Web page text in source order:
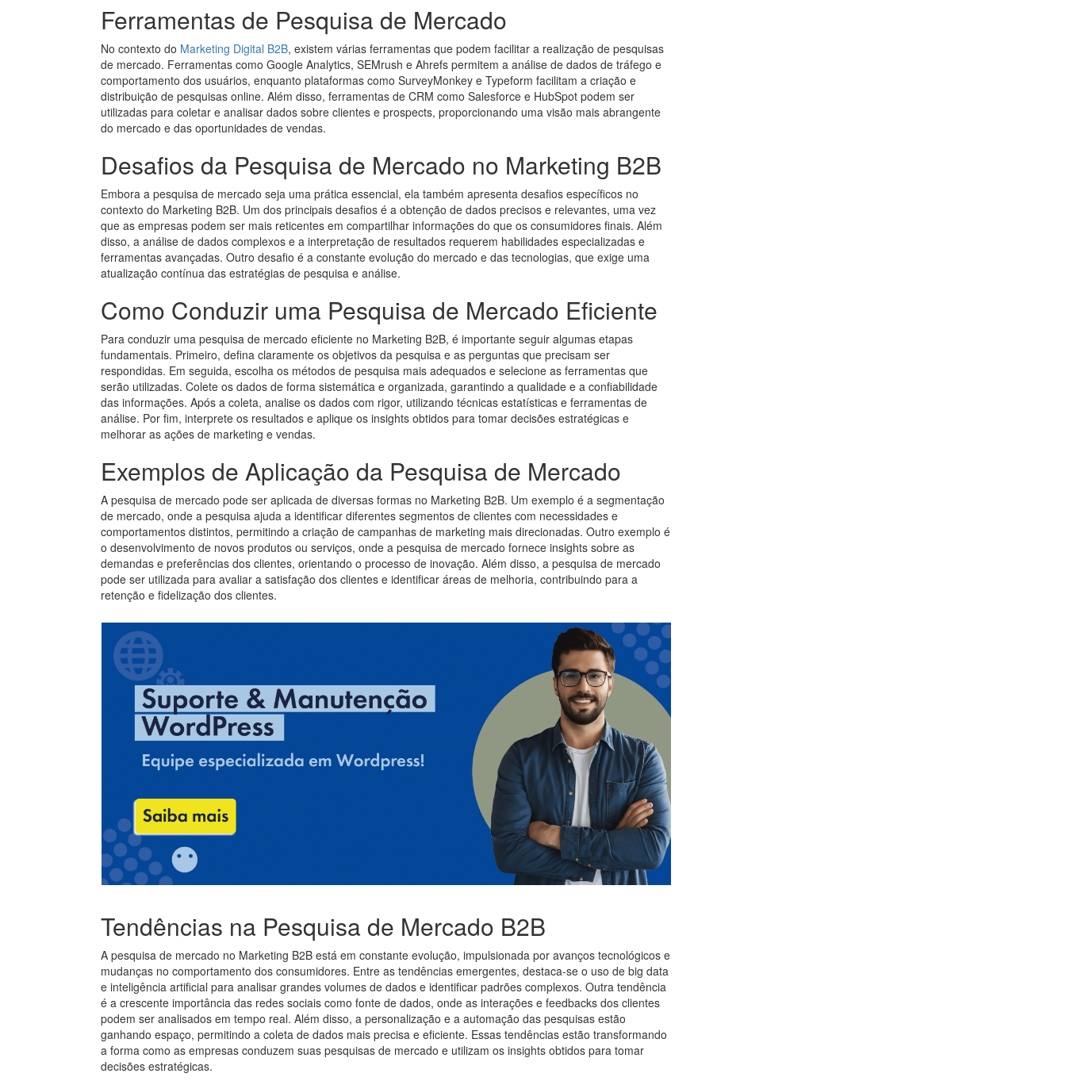
Ferramentas de Pesquisa de Mercado
No contexto do Marketing Digital B2B, existem várias ferramentas que podem facilitar a realização de pesquisas
de mercado. Ferramentas como Google Analytics, SEMrush e Ahrefs permitem a análise de dados de tráfego e
comportamento dos usuários, enquanto plataformas como SurveyMonkey e Typeform facilitam a criação e
distribuição de pesquisas online. Além disso, ferramentas de CRM como Salesforce e HubSpot podem ser
utilizadas para coletar e analisar dados sobre clientes e prospects, proporcionando uma visão mais abrangente
do mercado e das oportunidades de vendas.
Desafios da Pesquisa de Mercado no Marketing B2B
Embora a pesquisa de mercado seja uma prática essencial, ela também apresenta desafios específicos no
contexto do Marketing B2B. Um dos principais desafios é a obtenção de dados precisos e relevantes, uma vez
que as empresas podem ser mais reticentes em compartilhar informações do que os consumidores finais. Além
disso, a análise de dados complexos e a interpretação de resultados requerem habilidades especializadas e
ferramentas avançadas. Outro desafio é a constante evolução do mercado e das tecnologias, que exige uma
atualização contínua das estratégias de pesquisa e análise.
Como Conduzir uma Pesquisa de Mercado Eficiente
Para conduzir uma pesquisa de mercado eficiente no Marketing B2B, é importante seguir algumas etapas
fundamentais. Primeiro, defina claramente os objetivos da pesquisa e as perguntas que precisam ser
respondidas. Em seguida, escolha os métodos de pesquisa mais adequados e selecione as ferramentas que
serão utilizadas. Colete os dados de forma sistemática e organizada, garantindo a qualidade e a confiabilidade
das informações. Após a coleta, analise os dados com rigor, utilizando técnicas estatísticas e ferramentas de
análise. Por fim, interprete os resultados e aplique os insights obtidos para tomar decisões estratégicas e
melhorar as ações de marketing e vendas.
Exemplos de Aplicação da Pesquisa de Mercado
A pesquisa de mercado pode ser aplicada de diversas formas no Marketing B2B. Um exemplo é a segmentação
de mercado, onde a pesquisa ajuda a identificar diferentes segmentos de clientes com necessidades e
comportamentos distintos, permitindo a criação de campanhas de marketing mais direcionadas. Outro exemplo é
o desenvolvimento de novos produtos ou serviços, onde a pesquisa de mercado fornece insights sobre as
demandas e preferências dos clientes, orientando o processo de inovação. Além disso, a pesquisa de mercado
pode ser utilizada para avaliar a satisfação dos clientes e identificar áreas de melhoria, contribuindo para a
retenção e fidelização dos clientes.
Tendências na Pesquisa de Mercado B2B
A pesquisa de mercado no Marketing B2B está em constante evolução, impulsionada por avanços tecnológicos e
mudanças no comportamento dos consumidores. Entre as tendências emergentes, destaca-se o uso de big data
e inteligência artificial para analisar grandes volumes de dados e identificar padrões complexos. Outra tendência
é a crescente importância das redes sociais como fonte de dados, onde as interações e feedbacks dos clientes
podem ser analisados em tempo real. Além disso, a personalização e a automação das pesquisas estão
ganhando espaço, permitindo a coleta de dados mais precisa e eficiente. Essas tendências estão transformando
a forma como as empresas conduzem suas pesquisas de mercado e utilizam os insights obtidos para tomar
decisões estratégicas.